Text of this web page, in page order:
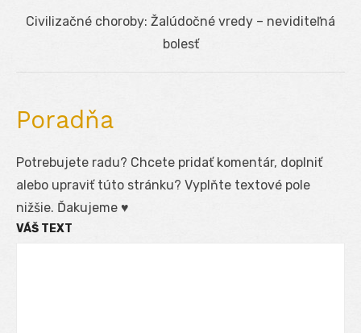
Next
Civilizačné choroby: Žalúdočné vredy – neviditeľná
bolesť
Poradňa
Potrebujete radu? Chcete pridať komentár, doplniť
alebo upraviť túto stránku? Vyplňte textové pole
nižšie. Ďakujeme ♥
VÁŠ TEXT